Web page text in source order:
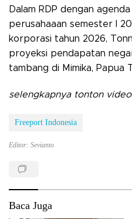
Dalam RDP dengan
perusahaaan semester I
korporasi tahun 2026,
proyeksi pendapatan
tambang di Mimika, Papua
selengkapnya tonton
Freeport Indonesia
Editor: Sevianto
Baca Juga